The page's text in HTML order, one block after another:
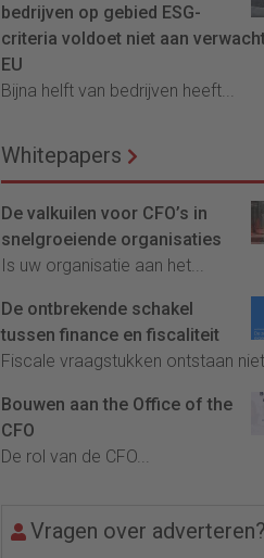
bedrijven op gebied ESG-
criteria voldoet niet aan
EU
Bijna helft van bedrijven heeft...
Whitepapers
De valkuilen voor CFO’s in
snelgroeiende organisaties
Is uw organisatie aan het...
De ontbrekende schakel
tussen finance en fiscaliteit
Fiscale vraagstukken ontstaan
Bouwen aan the Office of the
CFO
De rol van de CFO...
Vragen over adverteren?